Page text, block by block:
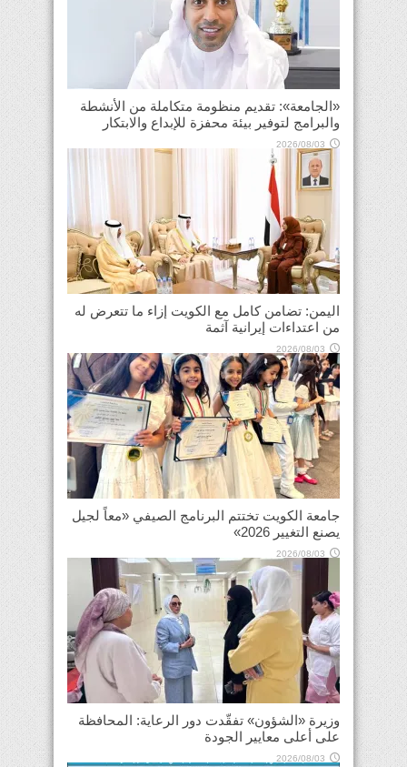
«الجامعة»: تقديم منظومة متكاملة من الأنشطة
والبرامج لتوفير بيئة محفزة للإبداع والابتكار
2026/08/03
اليمن: تضامن كامل مع الكويت إزاء ما تتعرض له
من اعتداءات إيرانية آثمة
2026/08/03
جامعة الكويت تختتم البرنامج الصيفي «معاً لجيل
يصنع التغيير 2026»
2026/08/03
وزيرة «الشؤون» تفقّدت دور الرعاية: المحافظة
على أعلى معايير الجودة
2026/08/03